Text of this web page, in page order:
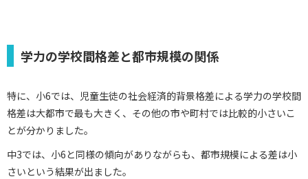
学力の学校間格差と都市規模の関係
特に、小6では、児童生徒の社会経済的背景格差による学力の学校間
格差は大都市で最も大きく、その他の市や町村では比較的小さいこ
とが分かりました。
中3では、小6と同様の傾向がありながらも、都市規模による差は小
さいという結果が出ました。